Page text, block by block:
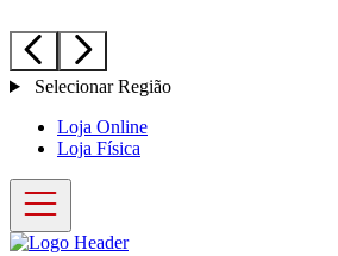
Selecionar Região
Loja Online
Loja Física